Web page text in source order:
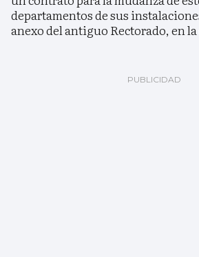
departamentos de sus
anexo del antiguo Rectorado, en